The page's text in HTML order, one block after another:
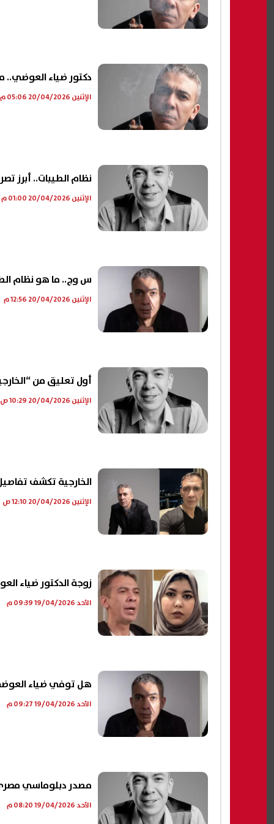
دكتور ضياء العوضي..
الإثنين 20/04/2026 05:06 م
نظام الطيبات.. أبرز
الإثنين 20/04/2026 01:00 م
س وج.. ما هو نظام
الإثنين 20/04/2026 12:56 م
أول تعليق من
الإثنين 20/04/2026 10:29 ص
الخارجية تكشف
الإثنين 20/04/2026 12:10 ص
زوجة الدكتور ضياء
الأحد 19/04/2026 09:39 م
هل توفي ضياء
الأحد 19/04/2026 09:27 م
مصدر دبلوماسي
الأحد 19/04/2026 08:20 م